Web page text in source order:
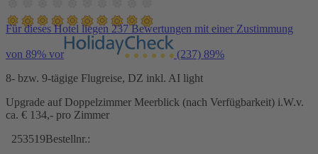
Für dieses Hotel liegen 237 Bewertungen mit einer Zustimmung
von 89% vor (237) 89%
8- bzw. 9-tägige Flugreise, DZ inkl. AI light
Upgrade auf Doppelzimmer Meerblick (nach Verfügbarkeit) i.W.v.
ca. € 134,- pro Zimmer
253519Bestellnr.: